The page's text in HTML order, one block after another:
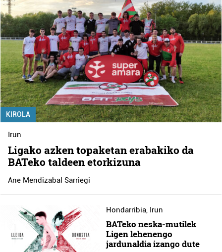
KIROLA
Irun
Ligako azken topaketan erabakiko da
BATeko taldeen etorkizuna
Ane Mendizabal Sarriegi
Hondarribia, Irun
BATeko neska-mutilek
Ligen lehenengo
jardunaldia izango dute